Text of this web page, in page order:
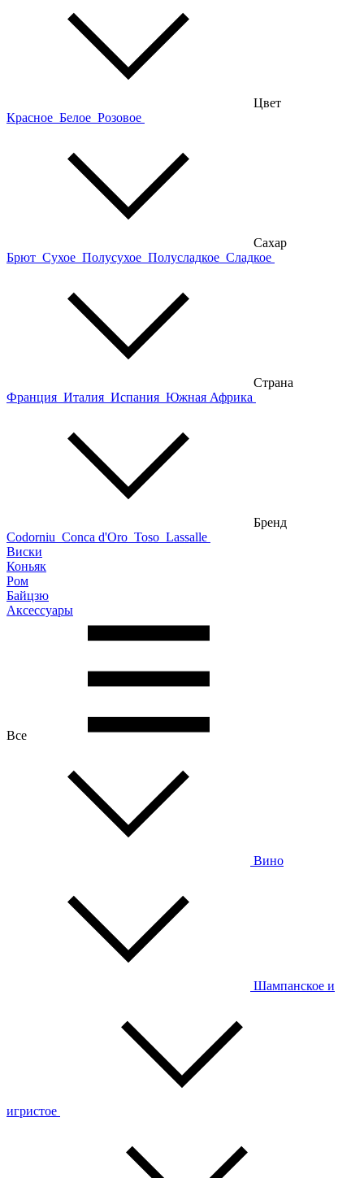
Цвет
Красное Белое Розовое
Сахар
Брют Сухое Полусухое Полусладкое Сладкое
Страна
Франция Италия Испания Южная Африка
Бренд
Codorniu Conca d'Oro Toso Lassalle
Виски
Коньяк
Ром
Байцзю
Аксессуары
Все
Вино
Шампанское и
игристое